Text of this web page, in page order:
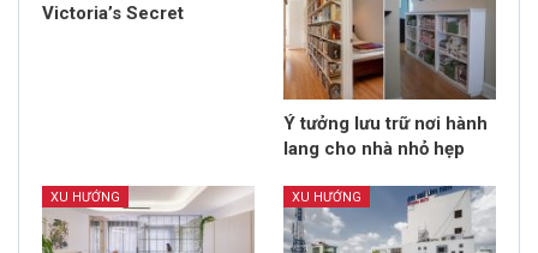
Victoria’s Secret
Ý tưởng lưu trữ nơi hành
lang cho nhà nhỏ hẹp
XU HƯỚNG XU HƯỚNG